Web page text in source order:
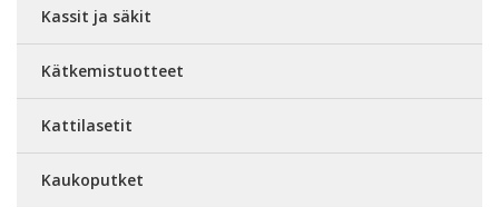
Kassit ja säkit
Kätkemistuotteet
Kattilasetit
Kaukoputket